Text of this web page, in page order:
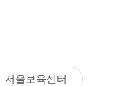
서울보육센터